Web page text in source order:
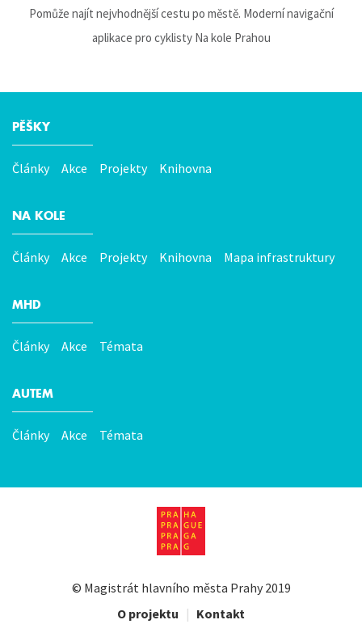
Pomůže najít nejvhodnější cestu po městě. Moderní navigační
aplikace pro cyklisty Na kole Prahou
Hlavní
menu
PĚŠKY
Články Akce Projekty Knihovna
NA KOLE
Články Akce Projekty Knihovna Mapa infrastruktury
MHD
Články Akce Témata
AUTEM
Články Akce Témata
© Magistrát hlavního města Prahy2019
O projektu | Kontakt